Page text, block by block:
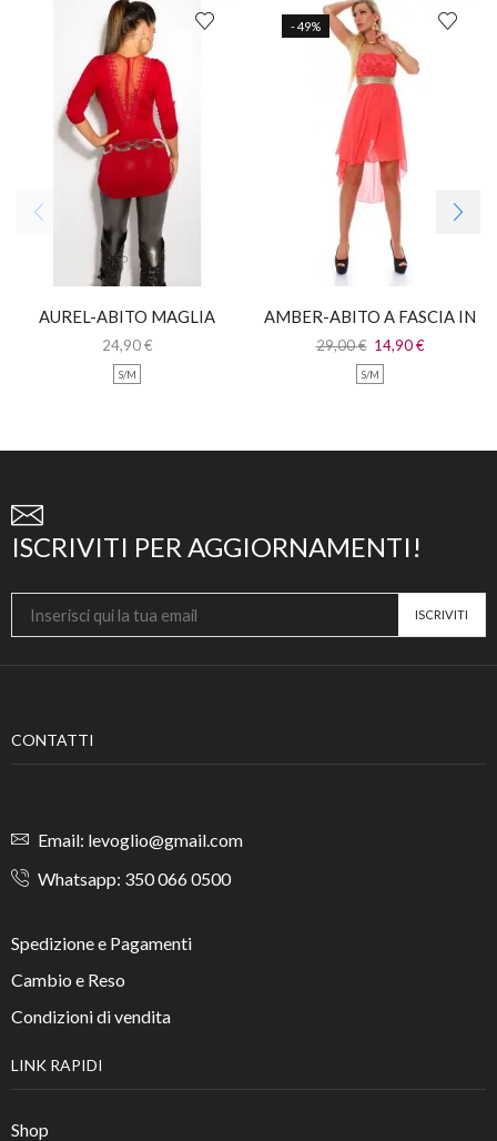
AUREL-ABITO MAGLIA
LUNGA CON PIZZO
24,90€
S/M
- 49%
AMBER-ABITO A FASCIA IN
PIZZO CON CODA IN
CHIFFON
29,00€ 14,90€
S/M
ISCRIVITI PER AGGIORNAMENTI!
CONTATTI
Email: levoglio@gmail.com
Whatsapp: 350 066 0500
Spedizione e Pagamenti
Cambio e Reso
Condizioni di vendita
LINK RAPIDI
Shop